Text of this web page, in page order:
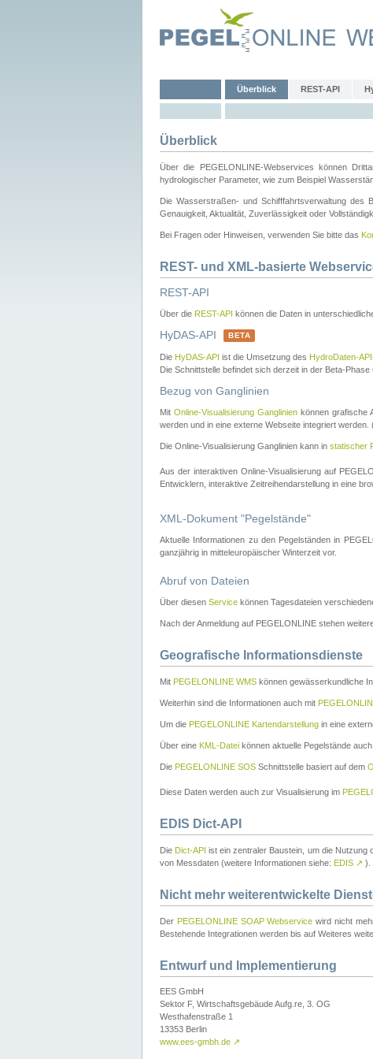
Überblick REST-API
Überblick
Über die PEGELONLINE-Webservices können
hydrologischer Parameter, wie zum Beispiel
Die Wasserstraßen- und Schifffahrtsverwaltung des
Genauigkeit, Aktualität, Zuverlässigkeit oder
Bei Fragen oder Hinweisen, verwenden Sie bitte das
REST- und XML-basierte
REST-API
Über die REST-API können die Daten in
HyDAS-API BETA
Die HyDAS-API ist die Umsetzung des HydroDaten-
Die Schnittstelle befindet sich derzeit in der Beta-
Bezug von Ganglinien
MitOnline-Visualisierung Ganglinien können grafische
werden und in eine externe Webseite integriert werden.
Die Online-Visualisierung Ganglinien kann in statischer
Aus der interaktiven Online-Visualisierung auf
Entwicklern, interaktive Zeitreihendarstellung in eine
XML-Dokument "Pegelstände"
Aktuelle Informationen zu den Pegelständen in
ganzjährig in mitteleuropäischer Winterzeit vor.
Abruf von Dateien
Über diesen Service können Tagesdateien
Nach der Anmeldung auf PEGELONLINE stehen
Geografische Informationsdienste
Mit PEGELONLINE WMS können gewässerkundliche
Weiterhin sind die Informationen auch mit
Um die PEGELONLINE Kartendarstellung in eine
Über eine KML-Datei können aktuelle Pegelstände
Die PEGELONLINE SOS Schnittstelle basiert auf dem
Diese Daten werden auch zur Visualisierung im
EDIS Dict-API
Die Dict-API ist ein zentraler Baustein, um die Nutzung
von Messdaten (weitere Informationen siehe: EDIS ↗ ).
Nicht mehr weiterentwickelte
Der PEGELONLINE SOAP Webservice wird nicht
Bestehende Integrationen werden bis auf Weiteres
Entwurf und Implementierung
EES GmbH
Sektor F, Wirtschaftsgebäude Aufg.re, 3. OG
Westhafenstraße 1
13353 Berlin
www.ees-gmbh.de ↗